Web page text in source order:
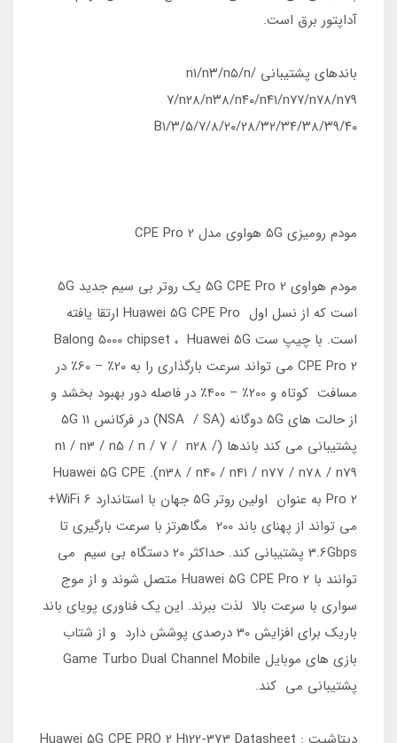
آداپتور برق است.
باندهای پشتیبانی n۱/n۳/n۵/n/
۷/n۲۸/n۳۸/n۴۰/n۴۱/n۷۷/n۷۸/n۷۹
B۱/۳/۵/۷/۸/۲۰/۲۸/۳۲/۳۴/۳۸/۳۹/۴۰
مودم رومیزی 5G هواوی مدل 2 CPE Pro
مودم هواوی 5G CPE Pro 2 یک روتر بی سیم جدید 5G
است که از نسل اول Huawei 5G CPE Pro ارتقا یافته
است. با چیپ ست Balong 5000 chipset ، Huawei 5G
CPE Pro 2 می تواند سرعت بارگذاری را به 20٪ – 60٪ در
مسافت کوتاه و 200٪ – 400٪ در فاصله دور بهبود بخشد و
از حالت های 5G دوگانه (NSA / SA) در فرکانس 11 5G
پشتیبانی می کند باندها (n1 / n3 / n5 / n / 7 / n28 /
n38 / n40 / n41 / n77 / n78 / n79). Huawei 5G CPE
Pro 2 به عنوان اولین روتر 5G جهان با استاندارد WiFi 6+
می تواند از پهنای باند 200 مگاهرتز با سرعت بارگیری تا
3.6Gbps پشتیبانی کند. حداکثر 20 دستگاه بی سیم می
توانند با Huawei 5G CPE Pro 2 متصل شوند و از موج
سواری با سرعت بالا لذت ببرند. این یک فناوری پویای باند
باریک برای افزایش 30 درصدی پوشش دارد و از شتاب
بازی های موبایل Game Turbo Dual Channel Mobile
پشتیبانی می کند.